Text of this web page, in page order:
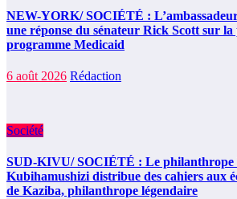
NEW-YORK/ SOCIÉTÉ :
une réponse du sénateur Rick Scott sur
programme Medicaid
6 août 2026 Rédaction
Société
SUD-KIVU/ SOCIÉTÉ : Le
Kubihamushizi distribue des cahiers aux
de Kaziba, philanthrope légendaire